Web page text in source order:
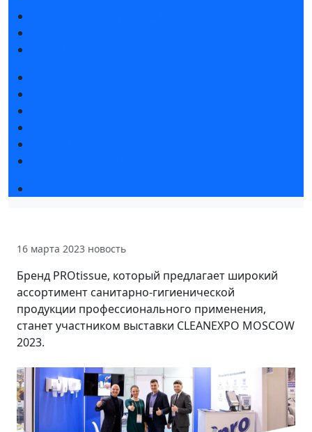
16 марта 2023 новость
Бренд PROtissue, который предлагает широкий
ассортимент санитарно-гигиенической
продукции профессионального применения,
станет участником выставки CLEANEXPO MOSCOW
2023.